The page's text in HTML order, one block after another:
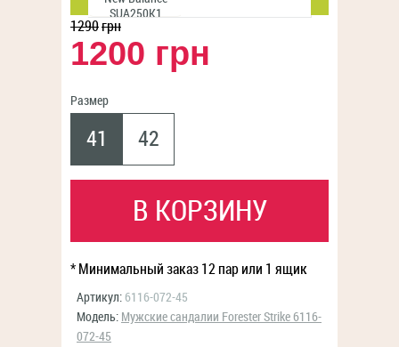
1290грн
1200 грн
Размер
41 42
В КОРЗИНУ
* Минимальный заказ 12 пар или 1 ящик
Артикул: 6116-072-45
Модель: Мужские сандалии Forester Strike 6116-
072-45